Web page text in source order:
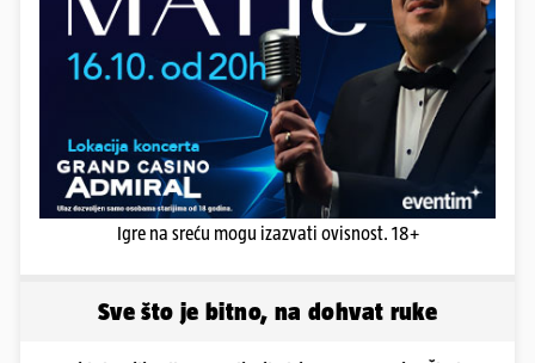
Igre na sreću mogu izazvati ovisnost. 18+
Sve što je bitno, na dohvat ruke